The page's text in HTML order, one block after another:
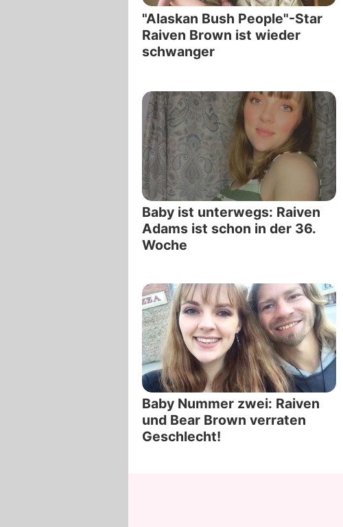
"Alaskan Bush People"-Star
Raiven Brown ist wieder
schwanger
Baby ist unterwegs: Raiven
Adams ist schon in der 36.
Woche
Baby Nummer zwei: Raiven
und Bear Brown verraten
Geschlecht!